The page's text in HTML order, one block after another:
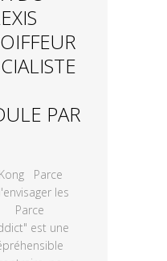
PAR
Parce
les
Parce
est une